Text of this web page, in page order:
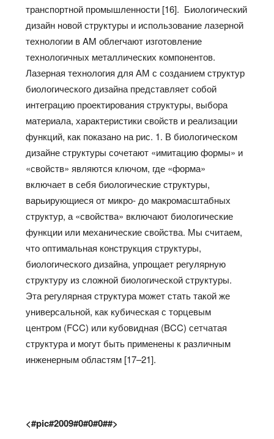
транспортной промышленности [16]. Биологический
дизайн новой структуры и использование лазерной
технологии в AM облегчают изготовление
технологичных металлических компонентов.
Лазерная технология для АМ с созданием структур
биологического дизайна представляет собой
интеграцию проектирования структуры, выбора
материала, характеристики свойств и реализации
функций, как показано на рис. 1. В биологическом
дизайне структуры сочетают «имитацию формы» и
«свойств» являются ключом, где «форма»
включает в себя биологические структуры,
варьирующиеся от микро- до макромасштабных
структур, а «свойства» включают биологические
функции или механические свойства. Мы считаем,
что оптимальная конструкция структуры,
биологического дизайна, упрощает регулярную
структуру из сложной биологической структуры.
Эта регулярная структура может стать такой же
универсальной, как кубическая с торцевым
центром (FCC) или кубовидная (BCC) сетчатая
структура и могут быть применены к различным
инженерным областям [17–21].
<#pic#2009#0#0#0##>